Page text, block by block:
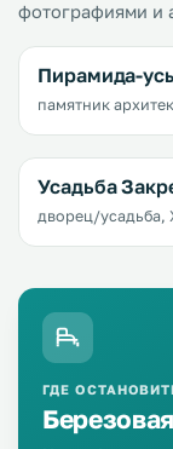
фотографиями и
Пирамида-
памятник
Усадьба
дворец/усадьба,
ГДЕ